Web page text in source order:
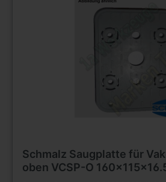
Schmalz Saugplatte für
oben VCSP-O